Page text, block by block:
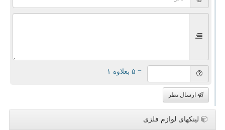
= ۵ بعلاوه ۱
ارسال نظر
لینکهای لوازم فلزی